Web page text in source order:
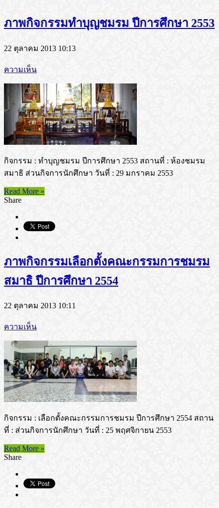
ภาพกิจกรรมทำบุญชมรม ปีการศึกษา 2553
22 ตุลาคม 2013 10:13
ความเห็น
กิจกรรม : ทำบุญชมรม ปีการศึกษา 2553 สถานที่ : ห้องชมรม
สมาธิ ส่วนกิจการนักศึกษา วันที่ : 29 มกราคม 2553
Read More »
Share
ภาพกิจกรรมเลือกตั้งคณะกรรมการชมรม
สมาธิ ปีการศึกษา 2554
22 ตุลาคม 2013 10:11
ความเห็น
กิจกรรม : เลือกตั้งคณะกรรมการชมรม ปีการศึกษา 2554 สถาน
ที่ : ส่วนกิจการนักศึกษา วันที่ : 25 พฤศจิกายน 2553
Read More »
Share